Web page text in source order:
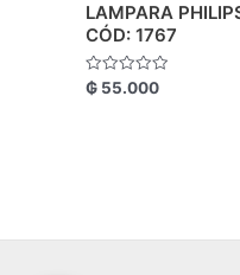
LAMPARA
CÓD: 1767
Valorado
con
₲ 55.000